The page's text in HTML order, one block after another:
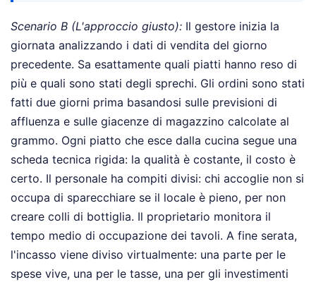
Scenario B (L'approccio giusto): Il gestore inizia la
giornata analizzando i dati di vendita del giorno
precedente. Sa esattamente quali piatti hanno reso di
più e quali sono stati degli sprechi. Gli ordini sono stati
fatti due giorni prima basandosi sulle previsioni di
affluenza e sulle giacenze di magazzino calcolate al
grammo. Ogni piatto che esce dalla cucina segue una
scheda tecnica rigida: la qualità è costante, il costo è
certo. Il personale ha compiti divisi: chi accoglie non si
occupa di sparecchiare se il locale è pieno, per non
creare colli di bottiglia. Il proprietario monitora il
tempo medio di occupazione dei tavoli. A fine serata,
l'incasso viene diviso virtualmente: una parte per le
spese vive, una per le tasse, una per gli investimenti